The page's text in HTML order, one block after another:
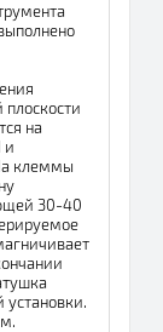
на
и
клеммы
30-40
установки.